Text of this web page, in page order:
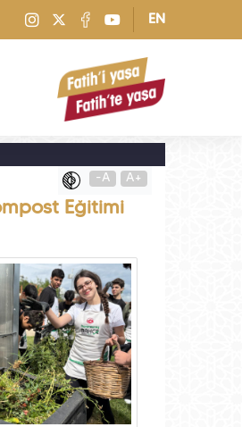
EN
-A A+
Eğitimi